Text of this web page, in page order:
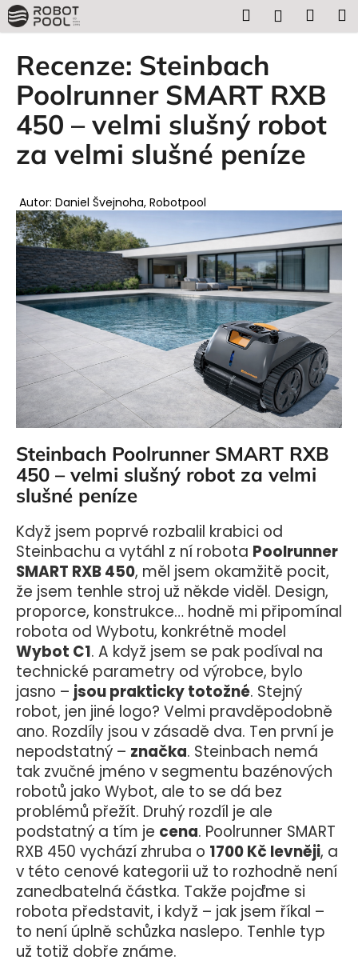
Přejít
na
obsah
Hledat
Recenze: Steinbach
Poolrunner SMART RXB
450 – velmi slušný robot
za velmi slušné peníze
Autor: Daniel Švejnoha, Robotpool
Steinbach Poolrunner SMART RXB
450 – velmi slušný robot za velmi
slušné peníze
Když jsem poprvé rozbalil krabici od
Steinbachu a vytáhl z ní robota Poolrunner
SMART RXB 450, měl jsem okamžitě pocit,
že jsem tenhle stroj už někde viděl. Design,
proporce, konstrukce… hodně mi připomínal
robota od Wybotu, konkrétně model
Wybot C1. A když jsem se pak podíval na
technické parametry od výrobce, bylo
jasno – jsou prakticky totožné. Stejný
robot, jen jiné logo? Velmi pravděpodobně
ano. Rozdíly jsou v zásadě dva. Ten první je
nepodstatný – značka. Steinbach nemá
tak zvučné jméno v segmentu bazénových
robotů jako Wybot, ale to se dá bez
problémů přežít. Druhý rozdíl je ale
podstatný a tím je cena. Poolrunner SMART
RXB 450 vychází zhruba o 1700 Kč levněji, a
v této cenové kategorii už to rozhodně není
zanedbatelná částka. Takže pojďme si
robota představit, i když – jak jsem říkal –
to není úplně schůzka naslepo. Tenhle typ
už totiž dobře známe.
K
o
C
o
p
o
t
e
b
u
j
e
n
a
í
t
?
HLEDAT
D
o
p
o
r
u
č
u
j
e
m
e
ZODIAC
OF
42IQ
22
990
Kč
Původně:
29